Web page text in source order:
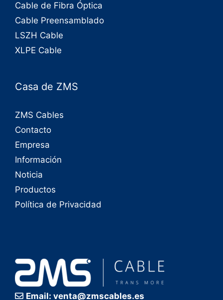
Cable de Fibra Óptica
Cable Preensamblado
LSZH Cable
XLPE Cable
Casa de ZMS
ZMS Cables
Contacto
Empresa
Información
Noticia
Productos
Política de Privacidad
Email: venta@zmscables.es